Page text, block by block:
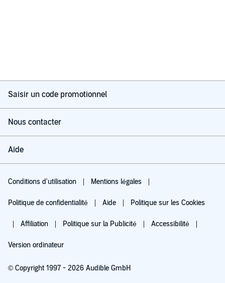
Saisir un code promotionnel
Nous contacter
Aide
Conditions d'utilisation Mentions légales
Politique de confidentialité Aide Politique sur les Cookies
Affiliation Politique sur la Publicité Accessibilité
Version ordinateur
© Copyright 1997 - 2026 Audible GmbH